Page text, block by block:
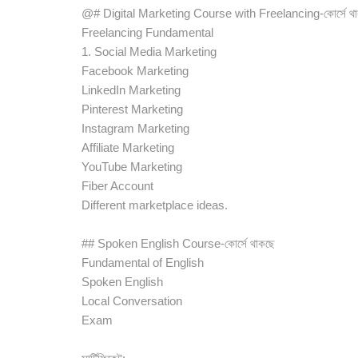
@# Digital Marketing Course with Freelancing-কোর্সে
Freelancing Fundamental
1. Social Media Marketing
Facebook Marketing
LinkedIn Marketing
Pinterest Marketing
Instagram Marketing
Affiliate Marketing
YouTube Marketing
Fiber Account
Different marketplace ideas.
## Spoken English Course-কোর্সে থাকছে
Fundamental of English
Spoken English
Local Conversation
Exam